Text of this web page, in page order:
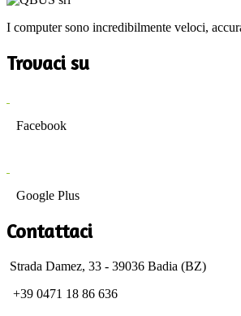
I computer sono incredibilmente veloci,
Trovaci su
Facebook
Google Plus
Contattaci
Strada Damez, 33 - 39036 Badia (BZ)
+39 0471 18 86 636